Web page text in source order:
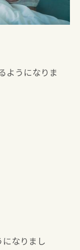
ようになりま
なりまし